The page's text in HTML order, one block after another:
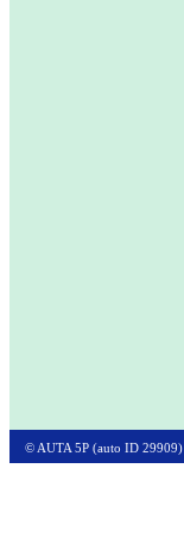
© AUTA 5P (auto ID 29909)